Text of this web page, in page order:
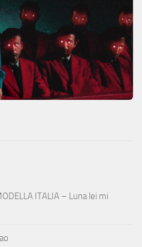
ITALIA – Luna lei mi